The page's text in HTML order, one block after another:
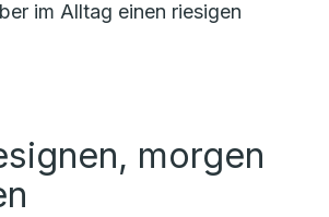
im Alltag einen riesigen
morgen